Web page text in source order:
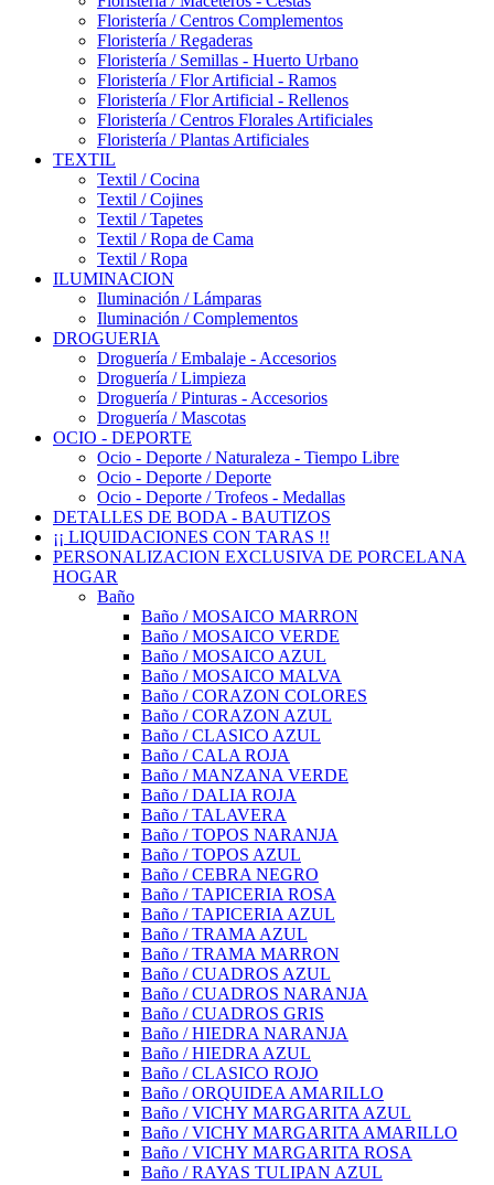
Floristería / Centros Complementos
Floristería / Regaderas
Floristería / Semillas - Huerto Urbano
Floristería / Flor Artificial - Ramos
Floristería / Flor Artificial - Rellenos
Floristería / Centros Florales Artificiales
Floristería / Plantas Artificiales
TEXTIL
Textil / Cocina
Textil / Cojines
Textil / Tapetes
Textil / Ropa de Cama
Textil / Ropa
ILUMINACION
Iluminación / Lámparas
Iluminación / Complementos
DROGUERIA
Droguería / Embalaje - Accesorios
Droguería / Limpieza
Droguería / Pinturas - Accesorios
Droguería / Mascotas
OCIO - DEPORTE
Ocio - Deporte / Naturaleza - Tiempo Libre
Ocio - Deporte / Deporte
Ocio - Deporte / Trofeos - Medallas
DETALLES DE BODA - BAUTIZOS
¡¡ LIQUIDACIONES CON TARAS !!
PERSONALIZACION EXCLUSIVA DE PORCELANA
HOGAR
Baño
Baño / MOSAICO MARRON
Baño / MOSAICO VERDE
Baño / MOSAICO AZUL
Baño / MOSAICO MALVA
Baño / CORAZON COLORES
Baño / CORAZON AZUL
Baño / CLASICO AZUL
Baño / CALA ROJA
Baño / MANZANA VERDE
Baño / DALIA ROJA
Baño / TALAVERA
Baño / TOPOS NARANJA
Baño / TOPOS AZUL
Baño / CEBRA NEGRO
Baño / TAPICERIA ROSA
Baño / TAPICERIA AZUL
Baño / TRAMA AZUL
Baño / TRAMA MARRON
Baño / CUADROS AZUL
Baño / CUADROS NARANJA
Baño / CUADROS GRIS
Baño / HIEDRA NARANJA
Baño / HIEDRA AZUL
Baño / CLASICO ROJO
Baño / ORQUIDEA AMARILLO
Baño / VICHY MARGARITA AZUL
Baño / VICHY MARGARITA AMARILLO
Baño / VICHY MARGARITA ROSA
Baño / RAYAS TULIPAN AZUL